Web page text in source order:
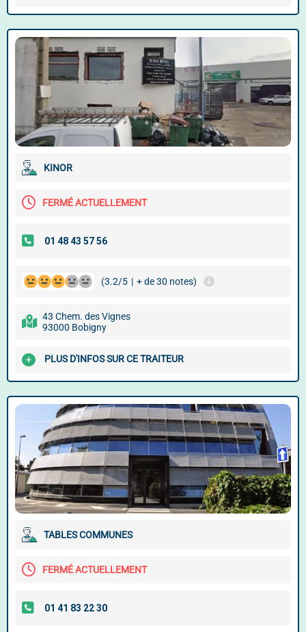
KINOR
FERMÉ ACTUELLEMENT
(3.2/5 | + de 30 notes)
43 Chem. des Vignes
93000 Bobigny
PLUS D'INFOS SUR CE TRAITEUR
TABLES COMMUNES
FERMÉ ACTUELLEMENT